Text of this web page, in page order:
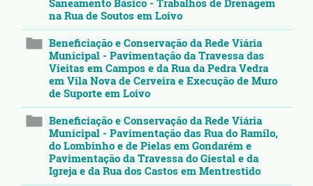
Saneamento Básico - Trabalhos de Drenagem
na Rua de Soutos em Loivo
Beneficiação e Conservação da Rede Viária
Municipal - Pavimentação da Travessa das
Vieitas em Campos e da Rua da Pedra Vedra
em Vila Nova de Cerveira e Execução de Muro
de Suporte em Loivo
Beneficiação e Conservação da Rede Viária
Municipal - Pavimentação das Rua do Ramilo,
do Lombinho e de Pielas em Gondarém e
Pavimentação da Travessa do Giestal e da
Igreja e da Rua dos Castos em Mentrestido